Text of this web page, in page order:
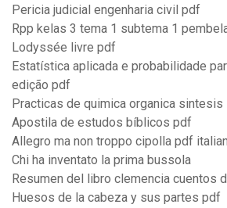
Pericia judicial engenharia civil pdf
Rpp kelas 3 tema 1 subtema 1
Lodyssée livre pdf
Estatística aplicada e probabilidade
edição pdf
Practicas de quimica organica sintesis
Apostila de estudos bíblicos pdf
Allegro ma non troppo cipolla pdf
Chi ha inventato la prima bussola
Resumen del libro clemencia cuentos
Huesos de la cabeza y sus partes pdf